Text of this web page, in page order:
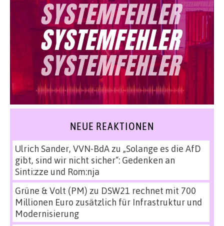
NEUE REAKTIONEN
Ulrich Sander, VVN-BdAzu „Solange es die AfD
gibt, sind wir nicht sicher“: Gedenken an
Sinti:zze und Rom:nja
Grüne & Volt (PM) zu DSW21 rechnet mit 700
Millionen Euro zusätzlich für Infrastruktur und
Modernisierung